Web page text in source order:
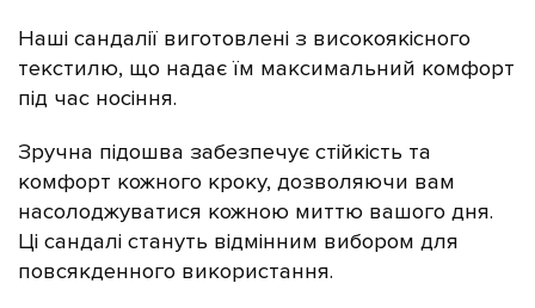
Наші сандалії виготовлені з високоякісного
текстилю, що надає їм максимальний комфорт
під час носіння.
Зручна підошва забезпечує стійкість та
комфорт кожного кроку, дозволяючи вам
насолоджуватися кожною миттю вашого дня.
Ці сандалі стануть відмінним вибором для
повсякденного використання.